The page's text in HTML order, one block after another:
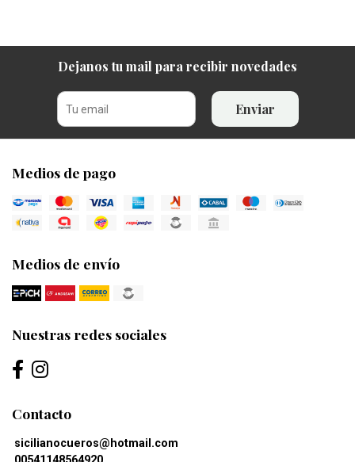
Dejanos tu mail para recibir novedades
Enviar
Medios de pago
Medios de envío
Nuestras redes sociales
Contacto
sicilianocueros@hotmail.com